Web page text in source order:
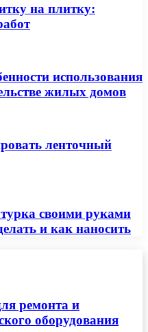
на плитку:
использования
жилых домов
ленточный
своими руками
и как наносить
ремонта и
оборудования